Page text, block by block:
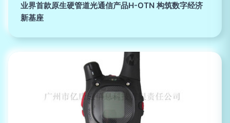
业界首款原生硬管道光通信产品H-OTN 构筑数字经济
新基座